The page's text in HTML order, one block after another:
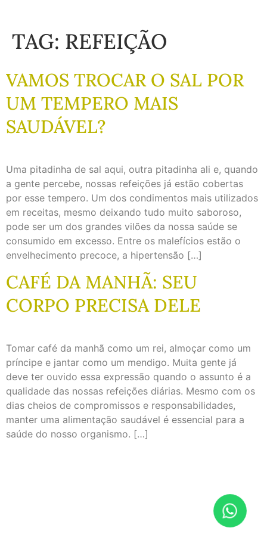
TAG: REFEIÇÃO
VAMOS TROCAR O SAL POR
UM TEMPERO MAIS
SAUDÁVEL?
Uma pitadinha de sal aqui, outra pitadinha ali e, quando
a gente percebe, nossas refeições já estão cobertas
por esse tempero. Um dos condimentos mais utilizados
em receitas, mesmo deixando tudo muito saboroso,
pode ser um dos grandes vilões da nossa saúde se
consumido em excesso. Entre os malefícios estão o
envelhecimento precoce, a hipertensão […]
CAFÉ DA MANHÃ: SEU
CORPO PRECISA DELE
Tomar café da manhã como um rei, almoçar como um
príncipe e jantar como um mendigo. Muita gente já
deve ter ouvido essa expressão quando o assunto é a
qualidade das nossas refeições diárias. Mesmo com os
dias cheios de compromissos e responsabilidades,
manter uma alimentação saudável é essencial para a
saúde do nosso organismo. […]